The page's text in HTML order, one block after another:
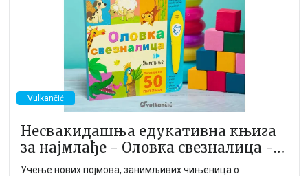
Vulkančić
Несвакидашња едукативна књига
за најмлађе - Оловка свезналица -
Животиње
Учење нових појмова, занимљивих чињеница о